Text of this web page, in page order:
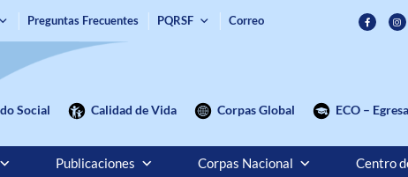
Preguntas Frecuentes PQRSF Correo
Social Calidad de Vida Corpas Global ECO –
Publicaciones Corpas Nacional Centro